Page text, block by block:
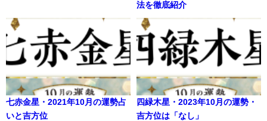
法を徹底紹介
七赤金星・2021年10月の運勢占
いと吉方位
四緑木星・2023年10月の運勢・
吉方位は「なし」